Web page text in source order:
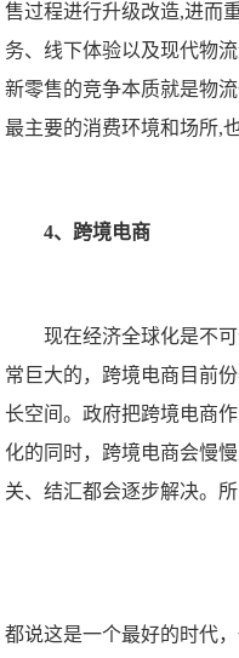
售过程进行升级改造,进而
务、线下体验以及现代物
新零售的竞争本质就是物
最主要的消费环境和场所,
4、跨境电商
现在经济全球化是不可
常巨大的，跨境电商目前
长空间。政府把跨境电商
化的同时，跨境电商会慢
关、结汇都会逐步解决。
都说这是一个最好的时代